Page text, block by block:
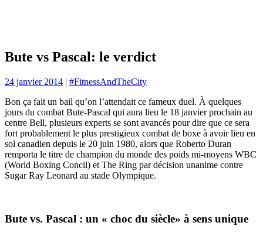
Bute vs Pascal: le verdict
24 janvier 2014 | #FitnessAndTheCity
Bon ça fait un bail qu’on l’attendait ce fameux duel. À quelques
jours du combat Bute-Pascal qui aura lieu le 18 janvier prochain au
centre Bell, plusieurs experts se sont avancés pour dire que ce sera
fort probablement le plus prestigieux combat de boxe à avoir lieu en
sol canadien depuis le 20 juin 1980, alors que Roberto Duran
remporta le titre de champion du monde des poids mi-moyens WBC
(World Boxing Concil) et The Ring par décision unanime contre
Sugar Ray Leonard au stade Olympique.
Bute vs. Pascal : un « choc du siècle» à sens unique